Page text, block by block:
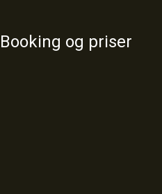
Booking og priser